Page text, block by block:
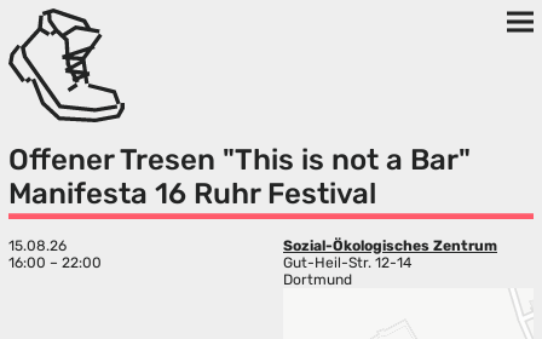
Offener Tresen "This is not a Bar"
Manifesta 16 Ruhr Festival
15.08.26
16:00 – 22:00
Sozial-Ökologisches Zentrum
Gut-Heil-Str. 12-14
Dortmund